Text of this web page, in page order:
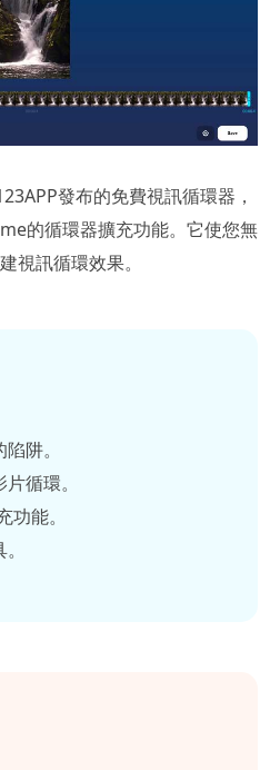
發布的免費視訊循環器，
的循環器擴充功能。它使您無
視訊循環效果。
阱。
循環。
能。